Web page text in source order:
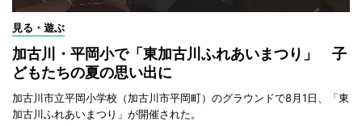
見る・遊ぶ
加古川・平岡小で「東加古川ふれあいまつり」 子
どもたちの夏の思い出に
加古川市立平岡小学校（加古川市平岡町）のグラウンドで8月1日、「東
加古川ふれあいまつり」が開催された。